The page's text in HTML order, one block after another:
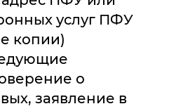
услуг ПФУ
копии)
о
заявление в